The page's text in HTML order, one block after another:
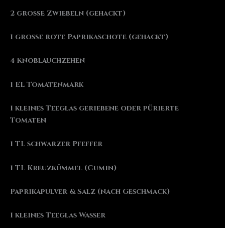
2 große Zwiebeln (gehackt)
1 große rote Paprikaschote (gehackt)
4 Knoblauchzehen
1 EL Tomatenmark
1 kleines Teeglas geriebene oder pürierte
Tomaten
1 TL schwarzer Pfeffer
1 TL Kreuzkümmel (Cumin)
Paprikapulver & Salz (nach Geschmack)
1 kleines Teeglas Wasser